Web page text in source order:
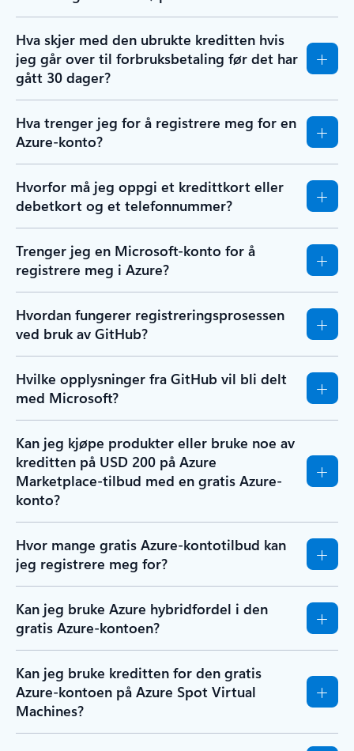
Hva skjer med den ubrukte kreditten hvis
jeg går over til forbruksbetaling før det har
gått 30 dager?
Hva trenger jeg for å registrere meg for en
Azure-konto?
Hvorfor må jeg oppgi et kredittkort eller
debetkort og et telefonnummer?
Trenger jeg en Microsoft-konto for å
registrere meg i Azure?
Hvordan fungerer registreringsprosessen
ved bruk av GitHub?
Hvilke opplysninger fra GitHub vil bli delt
med Microsoft?
Kan jeg kjøpe produkter eller bruke noe av
kreditten på USD 200 på Azure
Marketplace-tilbud med en gratis Azure-
konto?
Hvor mange gratis Azure-kontotilbud kan
jeg registrere meg for?
Kan jeg bruke Azure hybridfordel i den
gratis Azure-kontoen?
Kan jeg bruke kreditten for den gratis
Azure-kontoen på Azure Spot Virtual
Machines?